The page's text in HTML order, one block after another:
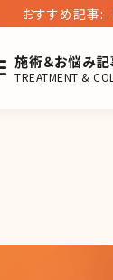
おすすめ記事:
施術＆お悩み
TREATMENT &